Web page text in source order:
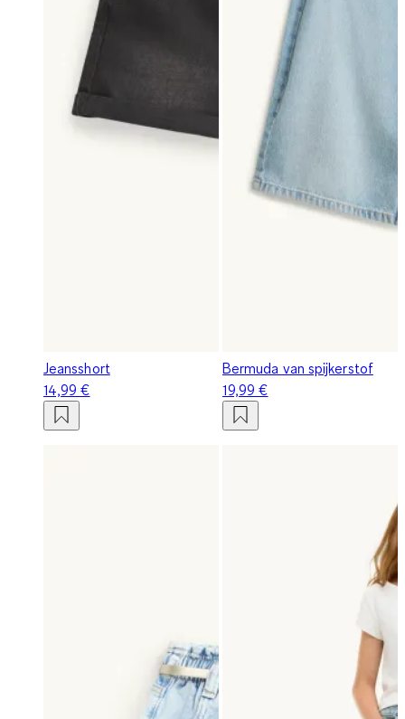
Jeansshort
14,99 €
Bermuda van spijkerstof
19,99 €